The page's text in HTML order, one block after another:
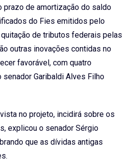
prazo de amortização do saldo
do Fies emitidos pelo
de tributos federais pelas
outras inovações contidas no
favorável, com quatro
senador Garibaldi Alves Filho
no projeto, incidirá sobre os
explicou o senador Sérgio
que as dívidas antigas